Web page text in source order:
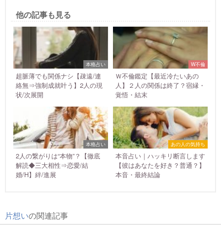
他の記事も見る
本格占い
超脈薄でも関係ナシ【疎遠/連
絡無⇒強制成就叶う】2人の現
状/次展開
W不倫
Ｗ不倫鑑定【最近冷たいあの
人】２人の関係は終了？宿縁・
覚悟・結末
本格占い
2人の繋がりは“本物”？【徹底
解読◆三大相性⇒恋愛/結
婚/H】絆/進展
あの人の気持ち
本音占い｜ハッキリ断言します
【彼はあなたを好き？普通？】
本音・最終結論
片想いの関連記事